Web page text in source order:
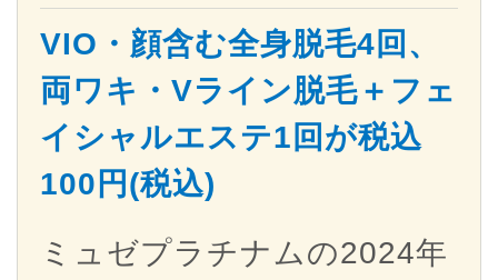
VIO・顔含む全身脱毛4回、
両ワキ・Vライン脱毛＋フェ
イシャルエステ1回が税込
100円(税込)
ミュゼプラチナムの2024年